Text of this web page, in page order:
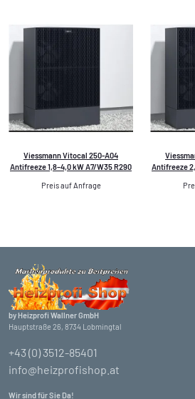
Viessmann Vitocal 250-A04
Antifreeze 1,8–4,0 kW A7/W35 R290
Preis auf Anfrage
Antifreeze
by Heizprofi Wallner GmbH
Hauptstraße 26, 8734 Lobmingtal
+43 (0) 3512-85401
info@heizprofishop.at
Wir sind für Sie Da!